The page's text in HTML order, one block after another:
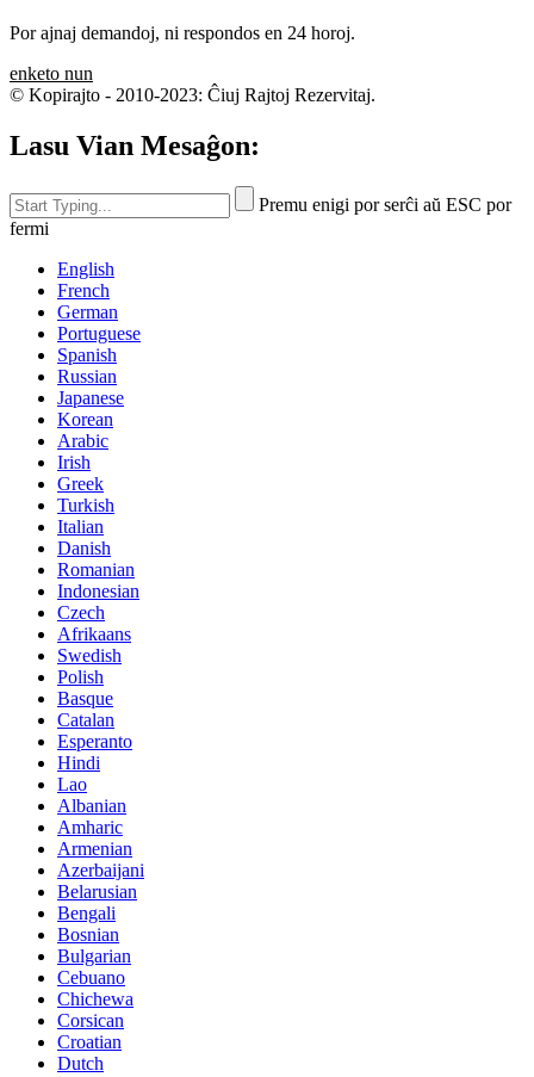
Por ajnaj demandoj, ni respondos en 24 horoj.
enketo nun
© Kopirajto - 2010-2023: Ĉiuj Rajtoj Rezervitaj.
Lasu Vian Mesaĝon:
Premu enigi por serĉi aŭ ESC por
fermi
English
French
German
Portuguese
Spanish
Russian
Japanese
Korean
Arabic
Irish
Greek
Turkish
Italian
Danish
Romanian
Indonesian
Czech
Afrikaans
Swedish
Polish
Basque
Catalan
Esperanto
Hindi
Lao
Albanian
Amharic
Armenian
Azerbaijani
Belarusian
Bengali
Bosnian
Bulgarian
Cebuano
Chichewa
Corsican
Croatian
Dutch